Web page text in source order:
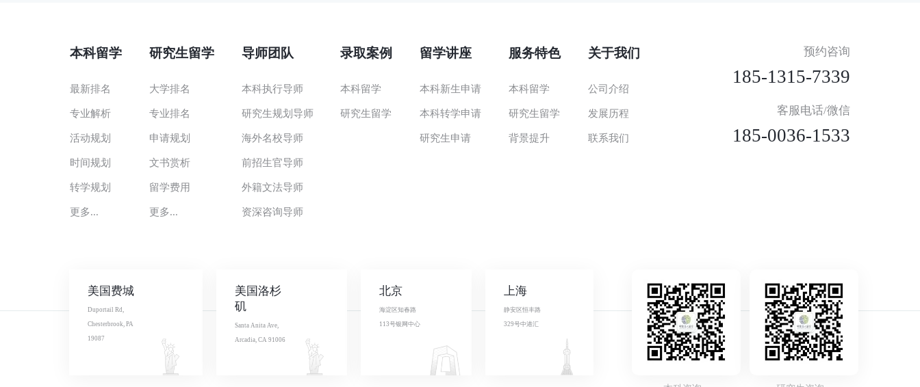
本科留学
最新排名
专业解析
活动规划
时间规划
转学规划
更多...
研究生留学
大学排名
专业排名
申请规划
文书赏析
留学费用
更多...
导师团队
本科执行导师
研究生规划导师
海外名校导师
前招生官导师
外籍文法导师
资深咨询导师
录取案例
本科留学
研究生留学
留学讲座
本科新生申请
本科转学申请
研究生申请
服务特色
本科留学
研究生留学
背景提升
关于我们
公司介绍
发展历程
联系我们
预约咨询
185-1315-7339
客服电话/微信
185-0036-1533
美国费城
Duportail Rd,
Chesterbrook, PA
19087
美国洛杉
矶
Santa Anita Ave,
Arcadia, CA 91006
北京
海淀区知春路
113号银网中心
上海
静安区恒丰路
329号中港汇